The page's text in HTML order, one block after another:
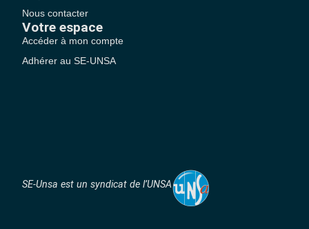
Nous contacter
Votre espace
Accéder à mon compte
Adhérer au SE-UNSA
SE-Unsa est un syndicat de l’UNSA